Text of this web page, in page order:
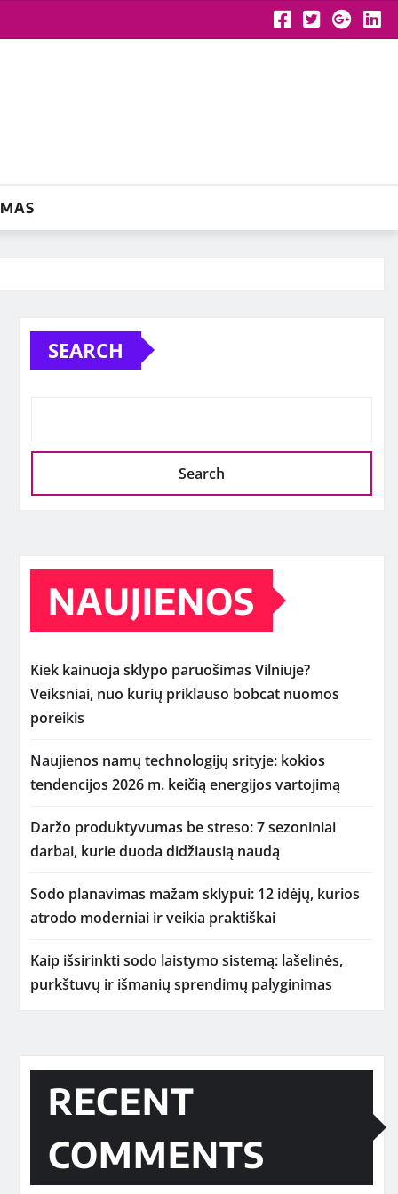
SEARCH
Search
NAUJIENOS
Kiek kainuoja sklypo paruošimas Vilniuje?
Veiksniai, nuo kurių priklauso bobcat nuomos
poreikis
Naujienos namų technologijų srityje: kokios
tendencijos 2026 m. keičią energijos vartojimą
Daržo produktyvumas be streso: 7 sezoniniai
darbai, kurie duoda didžiausią naudą
Sodo planavimas mažam sklypui: 12 idėjų, kurios
atrodo moderniai ir veikia praktiškai
Kaip išsirinkti sodo laistymo sistemą: lašelinės,
purkštuvų ir išmanių sprendimų palyginimas
RECENT
COMMENTS